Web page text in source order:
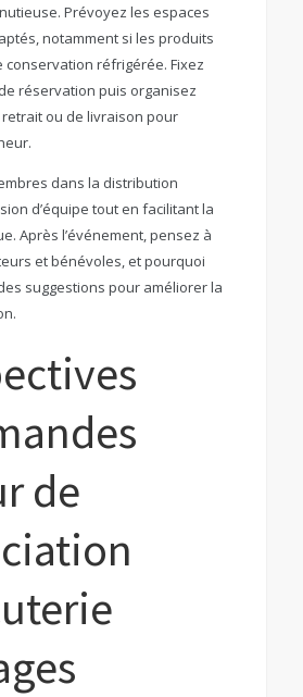
Prévoyez les espaces
notamment si les produits
conservation réfrigérée. Fixez
réservation puis organisez
ou de livraison pour
dans la distribution
d’équipe tout en facilitant la
Après l’événement, pensez à
et bénévoles, et pourquoi
suggestions pour améliorer la
de